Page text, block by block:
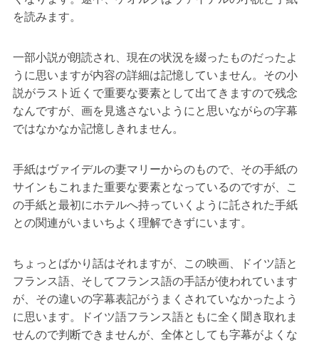
を読みます。
一部小説が朗読され、現在の状況を綴ったものだったよ
うに思いますが内容の詳細は記憶していません。その小
説がラスト近くで重要な要素として出てきますので残念
なんですが、画を見逃さないようにと思いながらの字幕
ではなかなか記憶しきれません。
手紙はヴァイデルの妻マリーからのもので、その手紙の
サインもこれまた重要な要素となっているのですが、こ
の手紙と最初にホテルへ持っていくように託された手紙
との関連がいまいちよく理解できずにいます。
ちょっとばかり話はそれますが、この映画、ドイツ語と
フランス語、そしてフランス語の手話が使われています
が、その違いの字幕表記がうまくされていなかったよう
に思います。ドイツ語フランス語ともに全く聞き取れま
せんので判断できませんが、全体としても字幕がよくな